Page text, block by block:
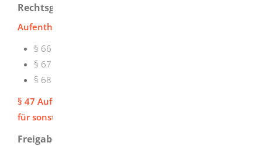
Rechtsgrundlage
Aufenthaltsgesetz
§ 66 Kostenschuldner; Sicherheitsleistung
§ 67 Umfang der Kostenhaftung
§ 68 Haftung für Lebensunterhalt
§ 47 Aufenthaltsverordnung (AufenthV) (Gebühren
für sonstige aufenthaltsrechtliche Amtshandlungen)
Freigabevermerk